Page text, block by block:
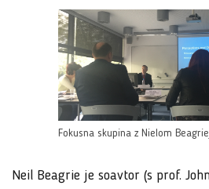
Fokusna skupina z Nielom
Neil Beagrie je soavtor (s prof.